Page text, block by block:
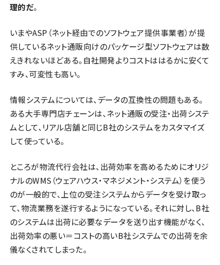
理的だ。
いまやASP（ネット経由でのソフトウェア提供事業者）が提
供しているネット通販向けのパッケージ型ソフトウェアは数
えきれないほどある。自社開発よりコストははるかに安くて
すみ、可変性も高い。
情報システムについては、データの互換性の問題もある。
ある大手専門店チェーンは、ネット通販の受注・出荷システ
ムとして、リアル店舗と同じB社のシステムをカスタマイズ
して使っている。
ところが物流代行会社は、出荷効率を高めるためにオリジ
ナルのWMS（ウェアハウス・マネジメント・システム）を使う
のが一般的で、上位の受注システムからデータを受け取っ
て、物流業務を遂行するようになっている。それに対し、B社
のシステムは出荷に必要なデータを送り出す機能がなく、
出荷効率の悪い＝コストの高いB社システムでの出荷を余
儀なくされてしまった。